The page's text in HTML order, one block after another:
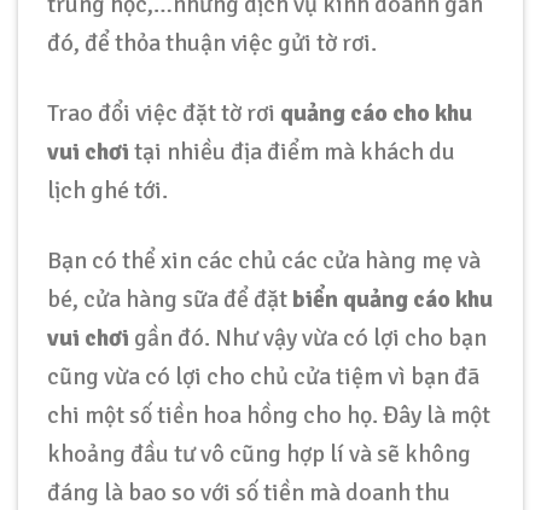
đó, để thỏa thuận việc gửi tờ rơi.
Trao đổi việc đặt tờ rơi quảng cáo cho khu
vui chơi tại nhiều địa điểm mà khách du
lịch ghé tới.
Bạn có thể xin các chủ các cửa hàng mẹ và
bé, cửa hàng sữa để đặt biển quảng cáo khu
vui chơi gần đó. Như vậy vừa có lợi cho bạn
cũng vừa có lợi cho chủ cửa tiệm vì bạn đã
chi một số tiền hoa hồng cho họ. Đây là một
khoảng đầu tư vô cũng hợp lí và sẽ không
đáng là bao so với số tiền mà doanh thu